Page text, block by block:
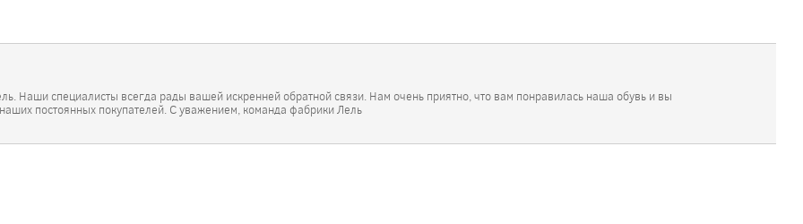
Наши специалисты всегда рады вашей искренней обратной связи. Нам очень приятно, что вам понравилась наша обувь и вы
постоянных покупателей. С уважением, команда фабрики Лель